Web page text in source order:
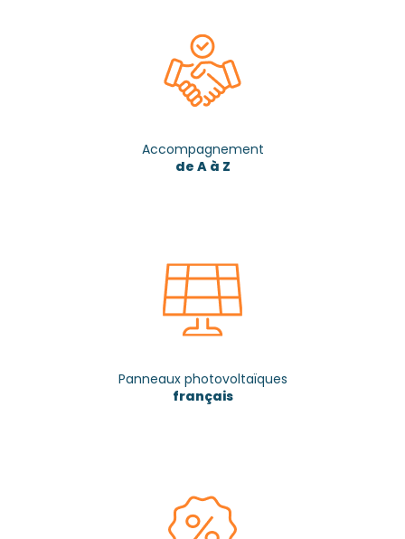
Accompagnement
de A à Z
Panneaux photovoltaïques
français